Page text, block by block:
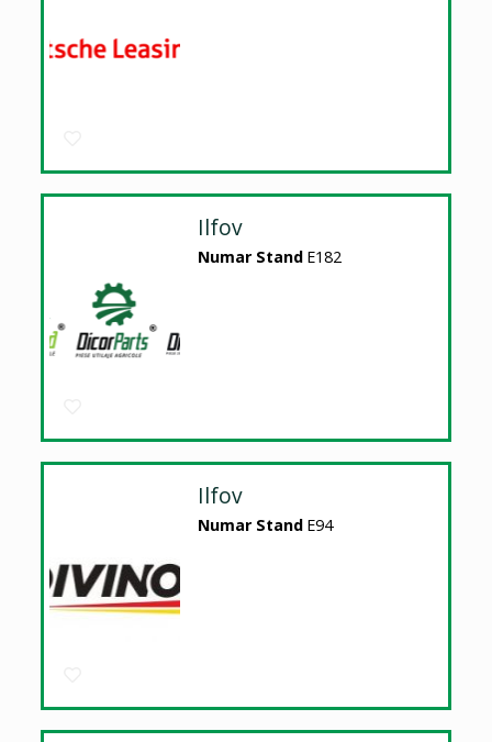
Ilfov
Numar Stand E182
Ilfov
Numar Stand E94